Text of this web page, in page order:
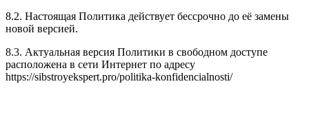
8.2. Настоящая Политика действует бессрочно до её замены
новой версией.
8.3. Актуальная версия Политики в свободном доступе
расположена в сети Интернет по адресу
https://sibstroyekspert.pro/politika-konfidencialnosti/